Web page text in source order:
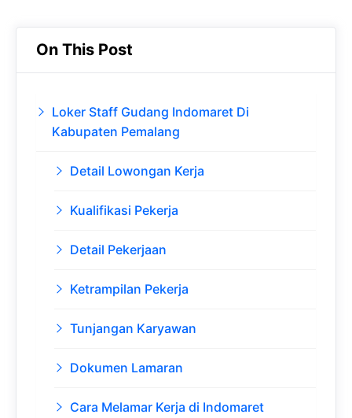
On This Post
Loker Staff Gudang Indomaret Di
Kabupaten Pemalang
Detail Lowongan Kerja
Kualifikasi Pekerja
Detail Pekerjaan
Ketrampilan Pekerja
Tunjangan Karyawan
Dokumen Lamaran
Cara Melamar Kerja di Indomaret